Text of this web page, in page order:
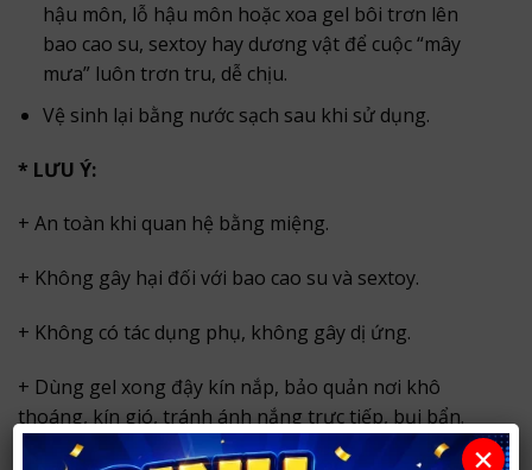
hậu môn, lỗ hậu môn hoặc xoa gel bôi trơn lên
bao cao su, sextoy hay dương vật để cuộc “mây
mưa” luôn trơn tru, dễ chịu.
Vệ sinh lại bằng nước sạch sau khi sử dụng.
* LƯU Ý:
+ An toàn khi quan hệ bằng miệng.
+ Không gây hại đối với bao cao su và sextoy.
+ Không có tác dụng phụ, không gây dị ứng.
+ Dùng gel xong đậy kín nắp, bảo quản nơi khô
thoáng, kín gió, tránh ánh nắng trực tiếp, bụi bẩn.
×